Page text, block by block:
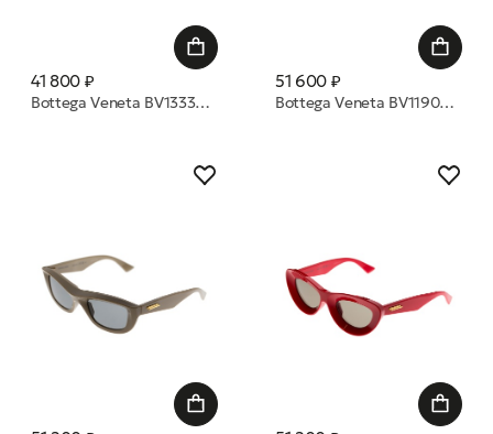
41 800 ₽
Bottega Veneta BV1333O 006 55 оправа
51 600 ₽
Bottega Veneta BV1190O 005 50 оправа